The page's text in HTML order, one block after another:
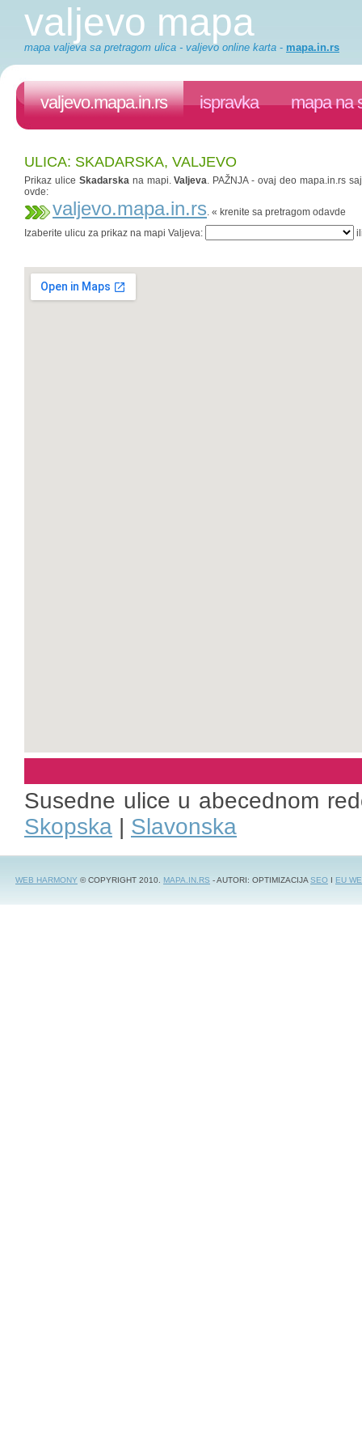
valjevo mapa
mapa valjeva sa pretragom ulica - valjevo online karta - mapa.in.rs
valjevo.mapa.in.rs ispravka mapa na
ULICA: SKADARSKA, VALJEVO
Prikaz ulice Skadarskana mapi.Valjeva. PAŽNJA - ovaj deo mapa.in.rs
ovde:
valjevo.mapa.in.rs. « krenite sa pretragom odavde
Izaberite ulicu za prikaz na mapi Valjeva:
Susedne ulice u abecednom
Skopska | Slavonska
WEB HARMONY © COPYRIGHT 2010. MAPA.IN.RS - AUTORI: OPTIMIZACIJASEO I EU